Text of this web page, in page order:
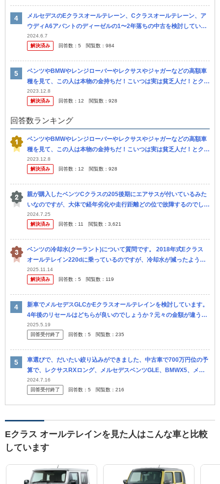
メルセデスのEクラスオールテレーン、Cクラスオールテレーン、ア
ウディA6アバントのディーゼルの1〜2年落ちの中古を検討していま
す。 年間2万キロほど走ります。 長く乗るつもりでいるのですが、
やは...
2024.6.7
解決済み
回答数： 5 閲覧数： 984
ベンツやBMWやレンジローバーやレクサスやジャガーなどの高額車
種を見て、この人は本物の金持ちだ！こいつは実は貧乏人だ！とクル
マ屋の友人がタイヤのメーカーやブランド見て言ってました。 金持
ちと貧乏...
2023.12.8
解決済み
回答数： 12 閲覧数： 928
回答数ランキング
ベンツやBMWやレンジローバーやレクサスやジャガーなどの高額車
種を見て、この人は本物の金持ちだ！こいつは実は貧乏人だ！とクル
マ屋の友人がタイヤのメーカーやブランド見て言ってました。 金持
ちと貧乏...
2023.12.8
解決済み
回答数： 12 閲覧数： 928
親が購入したベンツCクラスの205後期にエアサスが付いているみた
いなのですが、大体で経年劣化や走行距離どの位で故障するのでしょ
うか？
2024.7.25
解決済み
回答数： 11 閲覧数： 3,621
ベンツの冷却水(クーラント)について質問です。 2018年式Eクラス
オールテレイン220dに乗っているのですが、冷却水が減ったようで
警告が出たので補充したいのですが何を入れていいのかわかりま...
2025.11.14
解決済み
回答数： 5 閲覧数： 119
新車でメルセデスGLCかEクラスオールテレインを検討しています。
4年後のリセールはどちらが良いのでしょうか？元々の金額が違うの
で%だとどちらが多く残ると予想されますでしょうか。
2025.5.19
回答受付終了
回答数： 5 閲覧数： 235
車選びで、だいたい絞り込みができました、中古車で700万円位の予
算で、レクサスRXロング、メルセデスベンツGLE、BMWX5、メル
セデスベンツCクラスオールテレイン、BMW５シリーズツーリン
グ、 メル
2024.7.16
回答受付終了
回答数： 5 閲覧数： 216
Eクラス オールテレインを見た人はこんな車と比較
しています